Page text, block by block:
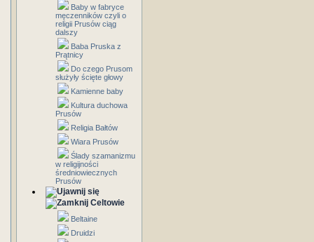
Baby w fabryce
męczenników czyli o
religii Prusów ciąg
dalszy
Baba Pruska z
Prątnicy
Do czego Prusom
służyły ścięte głowy
Kamienne baby
Kultura duchowa
Prusów
Religia Bałtów
Wiara Prusów
Ślady szamanizmu
w religijności
średniowiecznych
Prusów
Celtowie
Beltaine
Druidzi